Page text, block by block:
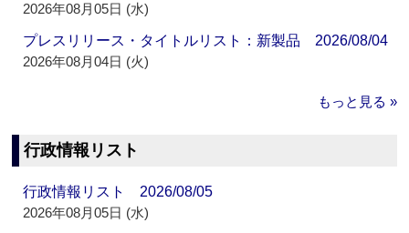
2026年08月05日 (水)
プレスリリース・タイトルリスト：新製品 2026/08/04
2026年08月04日 (火)
もっと見る »
行政情報リスト
行政情報リスト 2026/08/05
2026年08月05日 (水)